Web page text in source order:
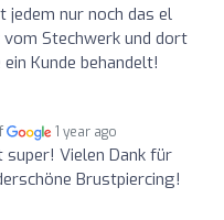
jedem nur noch das el
Stechwerk und dort
Kunde behandelt!
1 year ago
super! Vielen Dank für
Brustpiercing!